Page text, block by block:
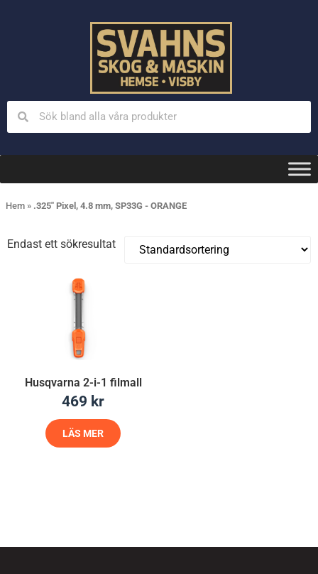
Hem » .325" Pixel, 4.8 mm, SP33G - ORANGE
Endast ett sökresultat
Husqvarna 2-i-1 filmall
469 kr
LÄS MER